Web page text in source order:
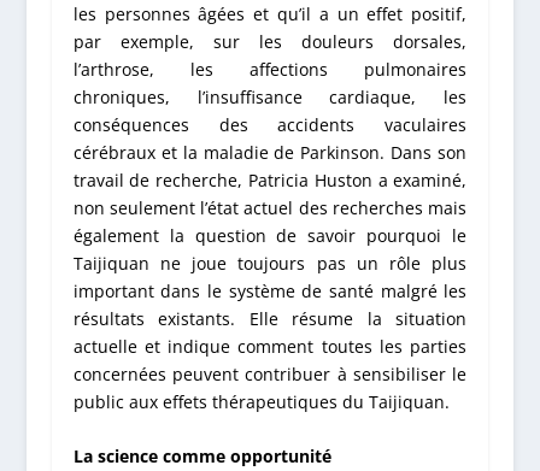
les personnes âgées et qu’il a un effet positif,
par exemple, sur les douleurs dorsales,
l’arthrose, les affections pulmonaires
chroniques, l’insuffisance cardiaque, les
conséquences des accidents vaculaires
cérébraux et la maladie de Parkinson. Dans son
travail de recherche, Patricia Huston a examiné,
non seulement l’état actuel des recherches mais
également la question de savoir pourquoi le
Taijiquan ne joue toujours pas un rôle plus
important dans le système de santé malgré les
résultats existants. Elle résume la situation
actuelle et indique comment toutes les parties
concernées peuvent contribuer à sensibiliser le
public aux effets thérapeutiques du Taijiquan.
La science comme opportunité